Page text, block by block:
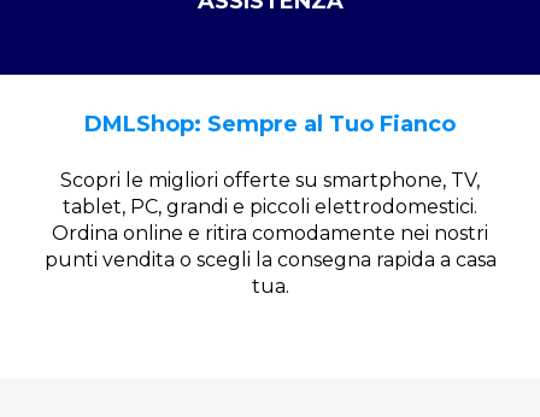
DMLShop: Sempre al Tuo Fianco
Scopri le migliori offerte su smartphone, TV,
tablet, PC, grandi e piccoli elettrodomestici.
Ordina online e ritira comodamente nei nostri
punti vendita o scegli la consegna rapida a casa
tua.